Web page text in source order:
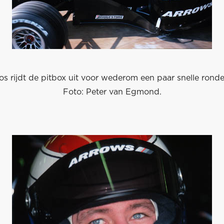
rijdt de pitbox uit voor wederom een paar snelle
Foto: Peter van Egmond.